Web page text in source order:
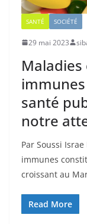
SANTÉ SOCIÉTÉ
29 mai 2023
santé
notre
Par Soussi
immunes
croissant au
Read More